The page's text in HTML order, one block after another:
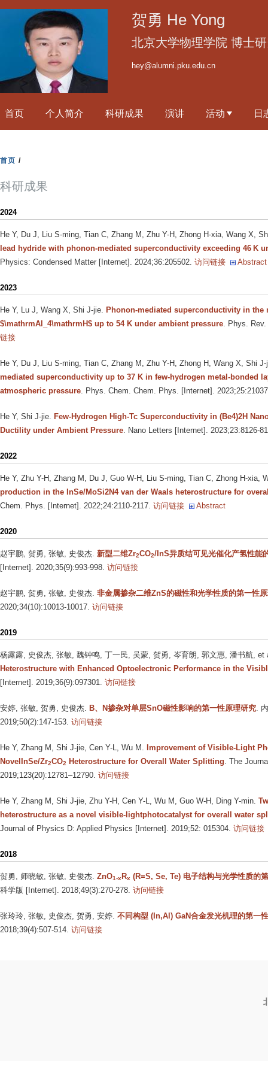
到
要
内
贺勇 He Yong
北京大学物理学院 博士
hey@alumni.pku.edu.cn
首页 个人简介 科研成果 演讲 活动 日
首页 /
科研成果
2024
He Y, Du J, Liu S-ming, Tian C, Zhang M, Zhu Y-H, Zhong H-xia, Wang X,
lead hydride with phonon-mediated superconductivity exceeding 46 K
Physics: Condensed Matter [Internet]. 2024;36:205502. 访问链接 Abstract
2023
He Y, Lu J, Wang X, Shi J-jie Phonon-mediated superconductivity in the
$\mathrmAl_4\mathrmH$ up to 54 K under ambient pressure . Phys.
链接
He Y, Du J, Liu S-ming, Tian C, Zhang M, Zhu Y-H, Zhong H, Wang X, Shi J-
mediated superconductivity up to 37 K in few-hydrogen metal-bonded
atmospheric pressure . Phys. Chem. Chem. Phys. [Internet].
He Y, Shi J-jie Few-Hydrogen High-Tc Superconductivity in (Be4)2H
Ductility under Ambient Pressure . Nano Letters [Internet]. 2023;23:8126-
2022
He Y, Zhu Y-H, Zhang M, Du J, Guo W-H, Liu S-ming, Tian C, Zhong H-xia,
production in the InSe/MoSi2N4 van der Waals heterostructure for
Chem. Phys. [Internet]. 2022;24:2110-2117. 访问链接 Abstract
2020
赵宇鹏, 贺勇, 张敏, 史俊杰 新型二维Zr2CO2/InS异质结可见光催化产氢性能
[Internet]. 2020;35(9):993-998. 访问链接
赵宇鹏, 贺勇, 张敏, 史俊杰 非金属掺杂二维ZnS的磁性和光学性质的第一性
2020;34(10):10013-10017. 访问链接
2019
杨露露, 史俊杰, 张敏, 魏钟鸣, 丁一民, 吴蒙, 贺勇, 岑育朗, 郭文惠, 潘书航, et
Heterostructure with Enhanced Optoelectronic Performance in the
[Internet]. 2019;36(9):097301.
访问链接
安婷, 张敏, 贺勇, 史俊杰 B、N掺杂对单层SnO磁性影响的第一性原理研究 .
2019;50(2):147-153. 访问链接
He Y, Zhang M, Shi J-jie, Cen Y-L, Wu M Improvement of Visible-Light
NovelInSe/Zr2CO2 Heterostructure for Overall Water Splitting . The
2019;123(20):12781–12790. 访问链接
He Y, Zhang M, Shi J-jie, Zhu Y-H, Cen Y-L, Wu M, Guo W-H, Ding Y-min
heterostructure as a novel visible-lightphotocatalyst for overall water
Journal of Physics D: Applied Physics [Internet]. 2019;52: 015304. 访问链接
2018
贺勇, 师晓敏, 张敏, 史俊杰 ZnO1-xRx (R=S, Se, Te) 电子结构与光学性质的
科学版 [Internet]. 2018;49(3):270-278. 访问链接
张玲玲, 张敏, 史俊杰, 贺勇, 安婷 不同构型 (In,Al) GaN合金发光机理的第一
2018;39(4):507-514. 访问链接